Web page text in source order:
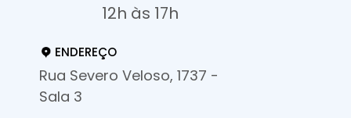
12h às 17h
ENDEREÇO
Rua Severo Veloso, 1737 -
Sala 3